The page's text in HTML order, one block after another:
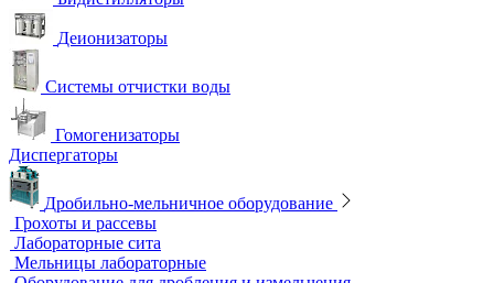
Перемешивающие устройства
Верхнеприводные мешалки
Магнитные мешалки
Центрифуги
Шейкеры и Встряхиватели (вортексы)
Экстракторы
Водоподготовка
Бидистилляторы